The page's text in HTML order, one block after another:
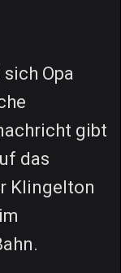
Opa
gibt
das
Klingelton